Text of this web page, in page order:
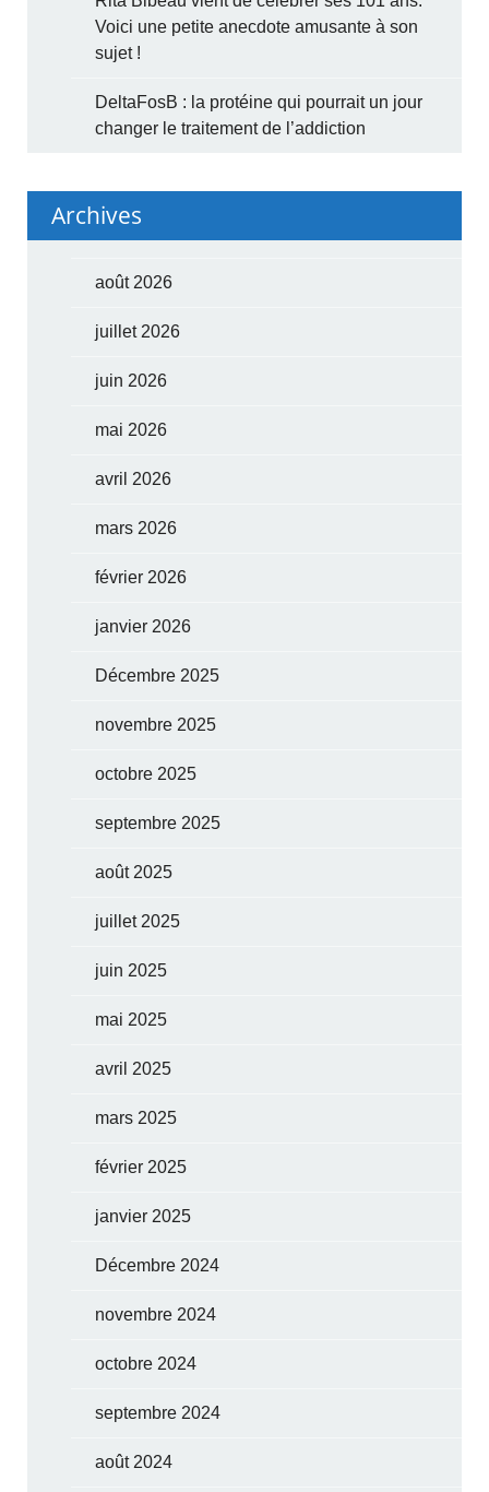
Voici une petite anecdote amusante à son
sujet !
DeltaFosB : la protéine qui pourrait un jour
changer le traitement de l’addiction
Archives
août 2026
juillet 2026
juin 2026
mai 2026
avril 2026
mars 2026
février 2026
janvier 2026
Décembre 2025
novembre 2025
octobre 2025
septembre 2025
août 2025
juillet 2025
juin 2025
mai 2025
avril 2025
mars 2025
février 2025
janvier 2025
Décembre 2024
novembre 2024
octobre 2024
septembre 2024
août 2024